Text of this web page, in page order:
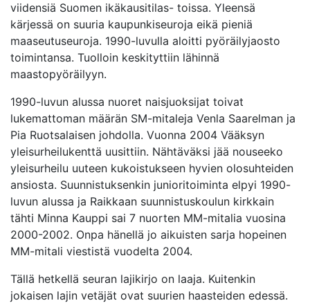
viidensiä Suomen ikäkausitilas- toissa. Yleensä
kärjessä on suuria kaupunkiseuroja eikä pieniä
maaseutuseuroja. 1990-luvulla aloitti pyöräilyjaosto
toimintansa. Tuolloin keskityttiin lähinnä
maastopyöräilyyn.
1990-luvun alussa nuoret naisjuoksijat toivat
lukemattoman määrän SM-mitaleja Venla Saarelman ja
Pia Ruotsalaisen johdolla. Vuonna 2004 Vääksyn
yleisurheilukenttä uusittiin. Nähtäväksi jää nouseeko
yleisurheilu uuteen kukoistukseen hyvien olosuhteiden
ansiosta. Suunnistuksenkin junioritoiminta elpyi 1990-
luvun alussa ja Raikkaan suunnistuskoulun kirkkain
tähti Minna Kauppi sai 7 nuorten MM-mitalia vuosina
2000-2002. Onpa hänellä jo aikuisten sarja hopeinen
MM-mitali viestistä vuodelta 2004.
Tällä hetkellä seuran lajikirjo on laaja. Kuitenkin
jokaisen lajin vetäjät ovat suurien haasteiden edessä.